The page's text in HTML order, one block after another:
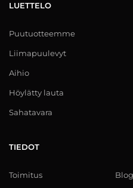
LUETTELO
Puutuotteemme
Liimapuulevyt
Aihio
Höylätty lauta
Sahatavara
TIEDOT
Toimitus